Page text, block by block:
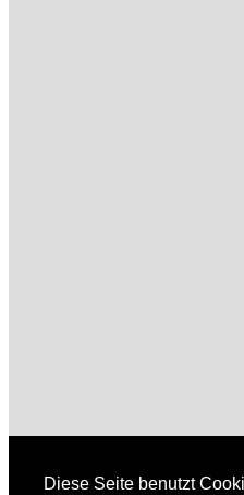
Diese Seite benutzt